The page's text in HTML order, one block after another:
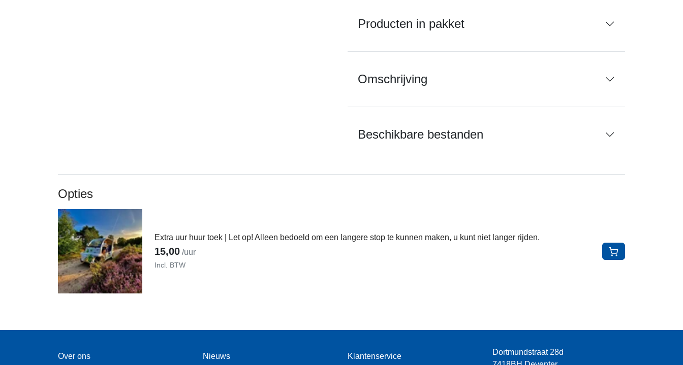
Producten in pakket
Omschrijving
Beschikbare bestanden
Opties
Extra uur huur toek | Let op! Alleen bedoeld om een langere stop te kunnen maken, u kunt niet langer rijden.
15,00 /uur
Incl. BTW
In Winkelwagen
Over ons Nieuws Klantenservice
Dortmundstraat 28d